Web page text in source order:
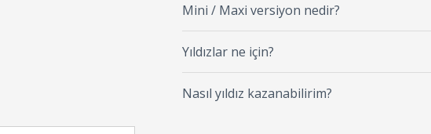
Mini / Maxi versiyon nedir?
Yıldızlar ne için?
Nasıl yıldız kazanabilirim?